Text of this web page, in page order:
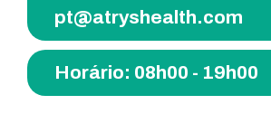
pt@atryshealth.com
Horário: 08h00 - 19h00